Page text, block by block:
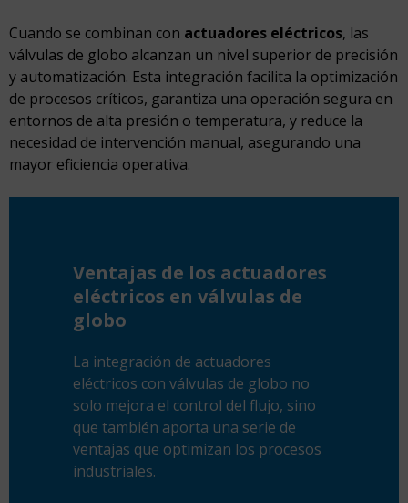
Cuando se combinan con actuadores eléctricos, las
válvulas de globo alcanzan un nivel superior de precisión
y automatización. Esta integración facilita la optimización
de procesos críticos, garantiza una operación segura en
entornos de alta presión o temperatura, y reduce la
necesidad de intervención manual, asegurando una
mayor eficiencia operativa.
Ventajas de los actuadores
eléctricos en válvulas de
globo
La integración de actuadores
eléctricos con válvulas de globo no
solo mejora el control del flujo, sino
que también aporta una serie de
ventajas que optimizan los procesos
industriales.